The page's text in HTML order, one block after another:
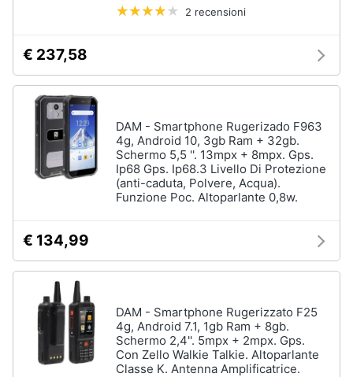
2 recensioni
€ 237,58
DAM - Smartphone Rugerizado F963
4g, Android 10, 3gb Ram + 32gb.
Schermo 5,5 ''. 13mpx + 8mpx. Gps.
Ip68 Gps. Ip68.3 Livello Di Protezione
(anti-caduta, Polvere, Acqua).
Funzione Poc. Altoparlante 0,8w.
€ 134,99
DAM - Smartphone Rugerizzato F25
4g, Android 7.1, 1gb Ram + 8gb.
Schermo 2,4''. 5mpx + 2mpx. Gps.
Con Zello Walkie Talkie. Altoparlante
Classe K. Antenna Amplificatrice.